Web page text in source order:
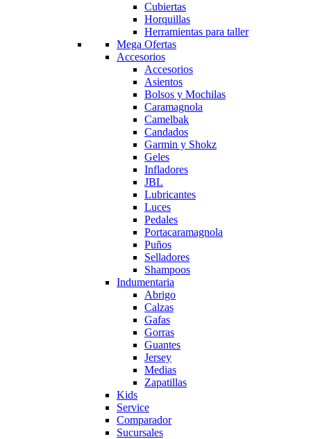
Cubiertas
Horquillas
Herramientas para taller
Mega Ofertas
Accesorios
Accesorios
Asientos
Bolsos y Mochilas
Caramagnola
Camelbak
Candados
Garmin y Shokz
Geles
Infladores
JBL
Lubricantes
Luces
Pedales
Portacaramagnola
Puños
Selladores
Shampoos
Indumentaria
Abrigo
Calzas
Gafas
Gorras
Guantes
Jersey
Medias
Zapatillas
Kids
Service
Comparador
Sucursales